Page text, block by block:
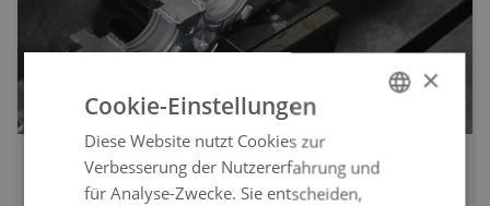
LASERSCHWEISSEN IM WERKZEUG- UND FORMENBAU
FRENCH
×
Cookie-Einstellungen
Diese Website nutzt Cookies zur
Verbesserung der Nutzererfahrung und
für Analyse-Zwecke. Sie entscheiden,